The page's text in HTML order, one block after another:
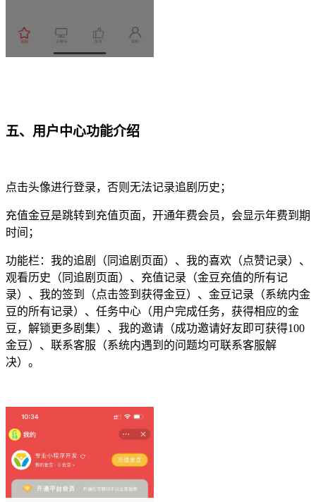
五、 用户中心功能介绍
点击头像进行登录，否则无法记录追剧历史；
充值金豆是跳转到充值页面，开通年费会员，会显示年费到期
时间；
功能栏：我的追剧（同追剧页面）、我的喜欢（点赞记录）、
观看历史（同追剧页面）、充值记录（金豆充值的所有记
录）、我的签到（点击签到获得金豆）、金豆记录（系统内金
豆的所有记录）、任务中心（用户完成任务，获得相应的金
豆，解锁更多剧集）、我的邀请（成功邀请好友即可获得100
金豆）、联系客服（系统内遇到的问题均可联系客服解
决）。